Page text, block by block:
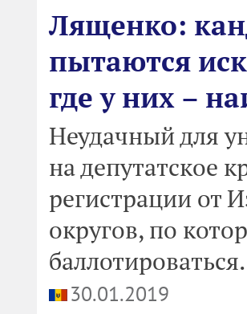
Лященко:
пытаются
где у них –
Неудачный для
на депутатское
регистрации от
округов, по
баллотироваться.
30.01.2019